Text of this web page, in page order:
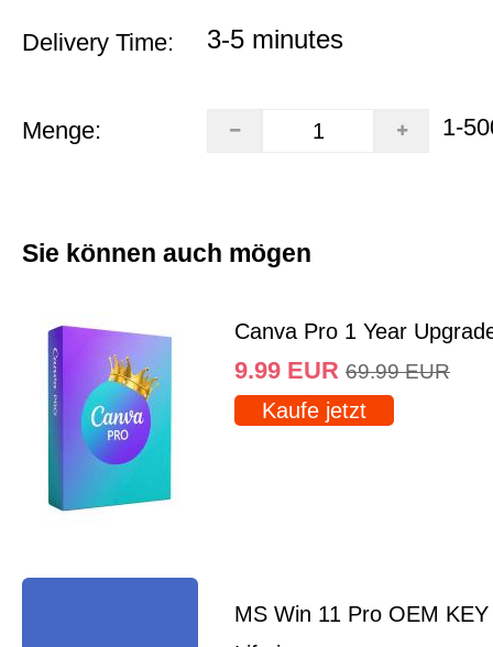
Delivery Time: 3-5 minutes
Menge: 1-
Sie können auch mögen
Canva Pro 1 Year
9.99 EUR 69.99 EUR
Kaufe jetzt
MS Win 11 Pro OEM